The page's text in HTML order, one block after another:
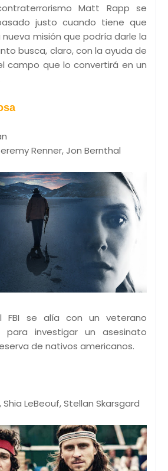
Matt Rapp se
justo cuando tiene que
misión que podría darle la
busca, claro, con la ayuda de
campo que lo convertirá en un
Renner, Jon Bernthal
FBI se alía con un veterano
para investigar un asesinato
de nativos americanos.
LeBeouf, Stellan Skarsgard